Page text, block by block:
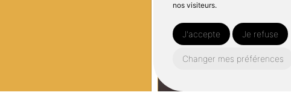
nos visiteurs.
J'accepte Je refuse
Changer mes préférences